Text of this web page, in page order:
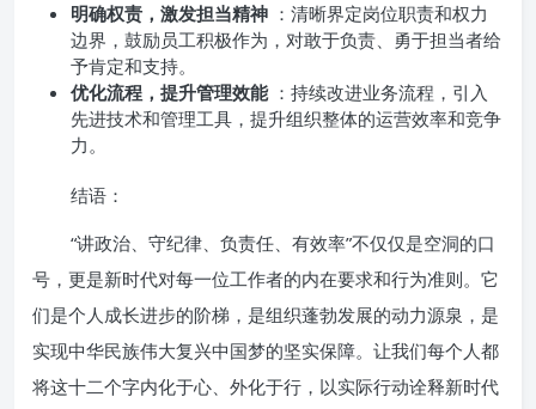
明确权责，激发担当精神 ：清晰界定岗位职责和权力
边界，鼓励员工积极作为，对敢于负责、勇于担当者给
予肯定和支持。
优化流程，提升管理效能 ：持续改进业务流程，引入
先进技术和管理工具，提升组织整体的运营效率和竞争
力。
结语：
“讲政治、守纪律、负责任、有效率”不仅仅是空洞的口
号，更是新时代对每一位工作者的内在要求和行为准则。它
们是个人成长进步的阶梯，是组织蓬勃发展的动力源泉，是
实现中华民族伟大复兴中国梦的坚实保障。让我们每个人都
将这十二个字内化于心、外化于行，以实际行动诠释新时代